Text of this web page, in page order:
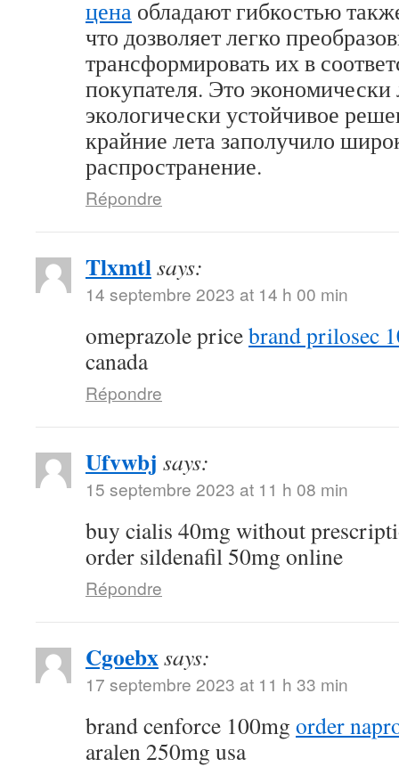
цена обладают гибкостью
что дозволяет легко
трансформировать их в
покупателя. Это
экологически устойчивое
крайние лета заполучило
распространение.
Répondre
Tlxmtlsays:
14 septembre 2023 at 14 h 00 min
omeprazole pricebrand prilosec
canada
Répondre
Ufvwbj says:
15 septembre 2023 at 11 h 08 min
buy cialis 40mg without
order sildenafil 50mg online
Répondre
Cgoebxsays:
17 septembre 2023 at 11 h 33 min
brand cenforce 100mg order
aralen 250mg usa